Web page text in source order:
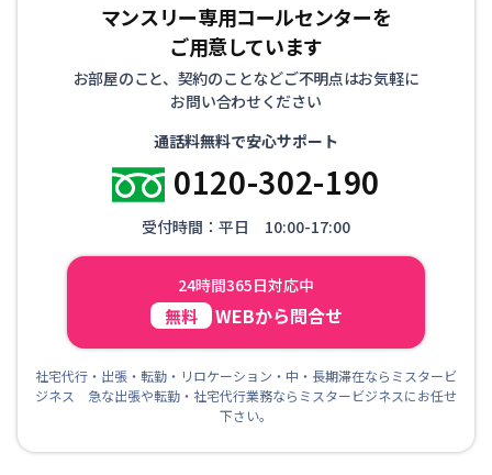
マンスリー専用コールセンターを
ご用意しています
お部屋のこと、契約のことなどご不明点はお気軽に
お問い合わせください
通話料無料で安心サポート
0120-302-190
受付時間：平日 10:00-17:00
24時間365日対応中
無料 WEBから問合せ
社宅代行・出張・転勤・リロケーション・中・長期滞在ならミスタービ
ジネス 急な出張や転勤・社宅代行業務ならミスタービジネスにお任せ
下さい。